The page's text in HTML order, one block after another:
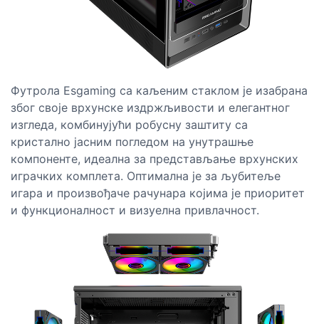
Футрола Esgaming са каљеним стаклом је изабрана
због своје врхунске издржљивости и елегантног
изгледа, комбинујући робусну заштиту са
кристално јасним погледом на унутрашње
компоненте, идеална за представљање врхунских
играчких комплета. Оптимална је за љубитеље
игара и произвођаче рачунара којима је приоритет
и функционалност и визуелна привлачност.